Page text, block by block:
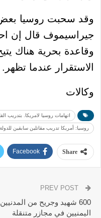
وقد سحبت روسيا بعض
جيراسيموف قال إن
وقاعدة بحرية هناك
الاستقرار عندما تظهر.
وكالات
اتهامات روسيا لامريكا. بتدريب
روسيا: أمريكا تدريب مقاتلين سابقين
Share
Facebook
600 شهيد وجريح من المدنيين
اليمنيين في مجازر متنقلة